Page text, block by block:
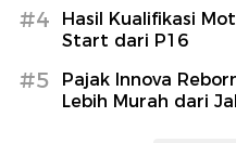
#4
Hasil Kualifikasi
Start dari P16
#5
Pajak Innova
Lebih Murah dari